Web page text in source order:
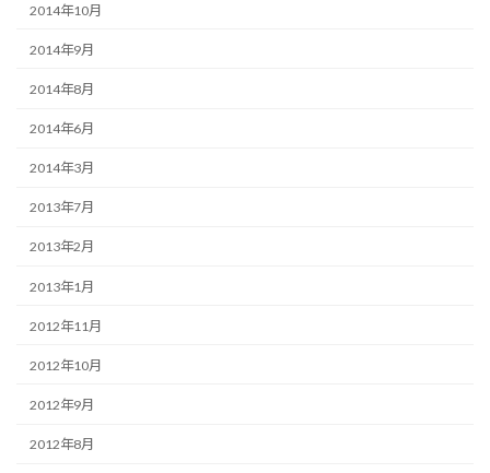
2014年10月
2014年9月
2014年8月
2014年6月
2014年3月
2013年7月
2013年2月
2013年1月
2012年11月
2012年10月
2012年9月
2012年8月